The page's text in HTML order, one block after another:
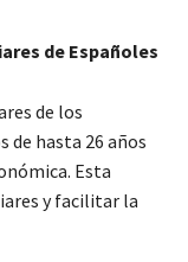
de Españoles
de los
de hasta 26 años
Esta
y facilitar la